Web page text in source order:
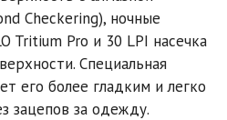
Checkering), ночные
Tritium Pro и 30 LPI насечка
Специальная
его более гладким и легко
зацепов за одежду.